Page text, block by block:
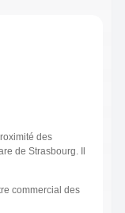
des
de Strasbourg. Il
commercial des